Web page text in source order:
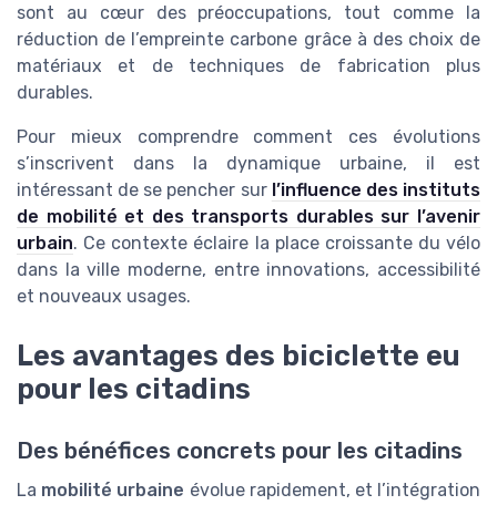
sont au cœur des préoccupations, tout comme la
réduction de l’empreinte carbone grâce à des choix de
matériaux et de techniques de fabrication plus
durables.
Pour mieux comprendre comment ces évolutions
s’inscrivent dans la dynamique urbaine, il est
intéressant de se pencher sur l’influence des instituts
de mobilité et des transports durables sur l’avenir
urbain. Ce contexte éclaire la place croissante du vélo
dans la ville moderne, entre innovations, accessibilité
et nouveaux usages.
Les avantages des biciclette eu
pour les citadins
Des bénéfices concrets pour les citadins
La mobilité urbaine évolue rapidement, et l’intégration